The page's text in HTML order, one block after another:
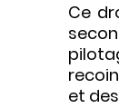
Ce
et